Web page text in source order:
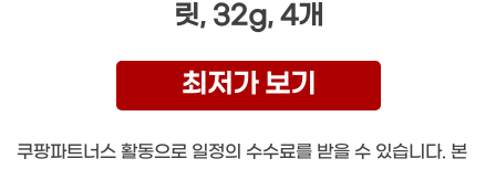
릿, 32g, 4개
최저가 보기
쿠팡파트너스 활동으로 일정의 수수료를 받을 수 있습니다. 본